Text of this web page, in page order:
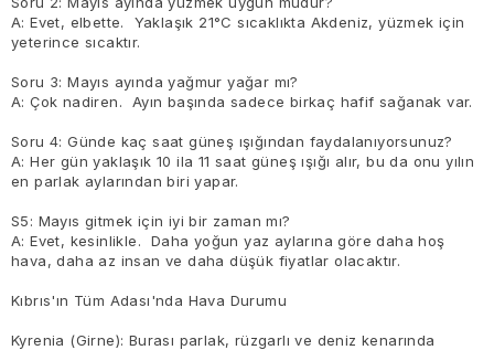
A: Evet, elbette. Yaklaşık 21°C sıcaklıkta Akdeniz, yüzmek için
yeterince sıcaktır.
Soru 3: Mayıs ayında yağmur yağar mı?
A: Çok nadiren. Ayın başında sadece birkaç hafif sağanak var.
Soru 4: Günde kaç saat güneş ışığından faydalanıyorsunuz?
A: Her gün yaklaşık 10 ila 11 saat güneş ışığı alır, bu da onu yılın
en parlak aylarından biri yapar.
S5: Mayıs gitmek için iyi bir zaman mı?
A: Evet, kesinlikle. Daha yoğun yaz aylarına göre daha hoş
hava, daha az insan ve daha düşük fiyatlar olacaktır.
Kıbrıs'ın Tüm Adası'nda Hava Durumu
Kyrenia (Girne): Burası parlak, rüzgarlı ve deniz kenarında